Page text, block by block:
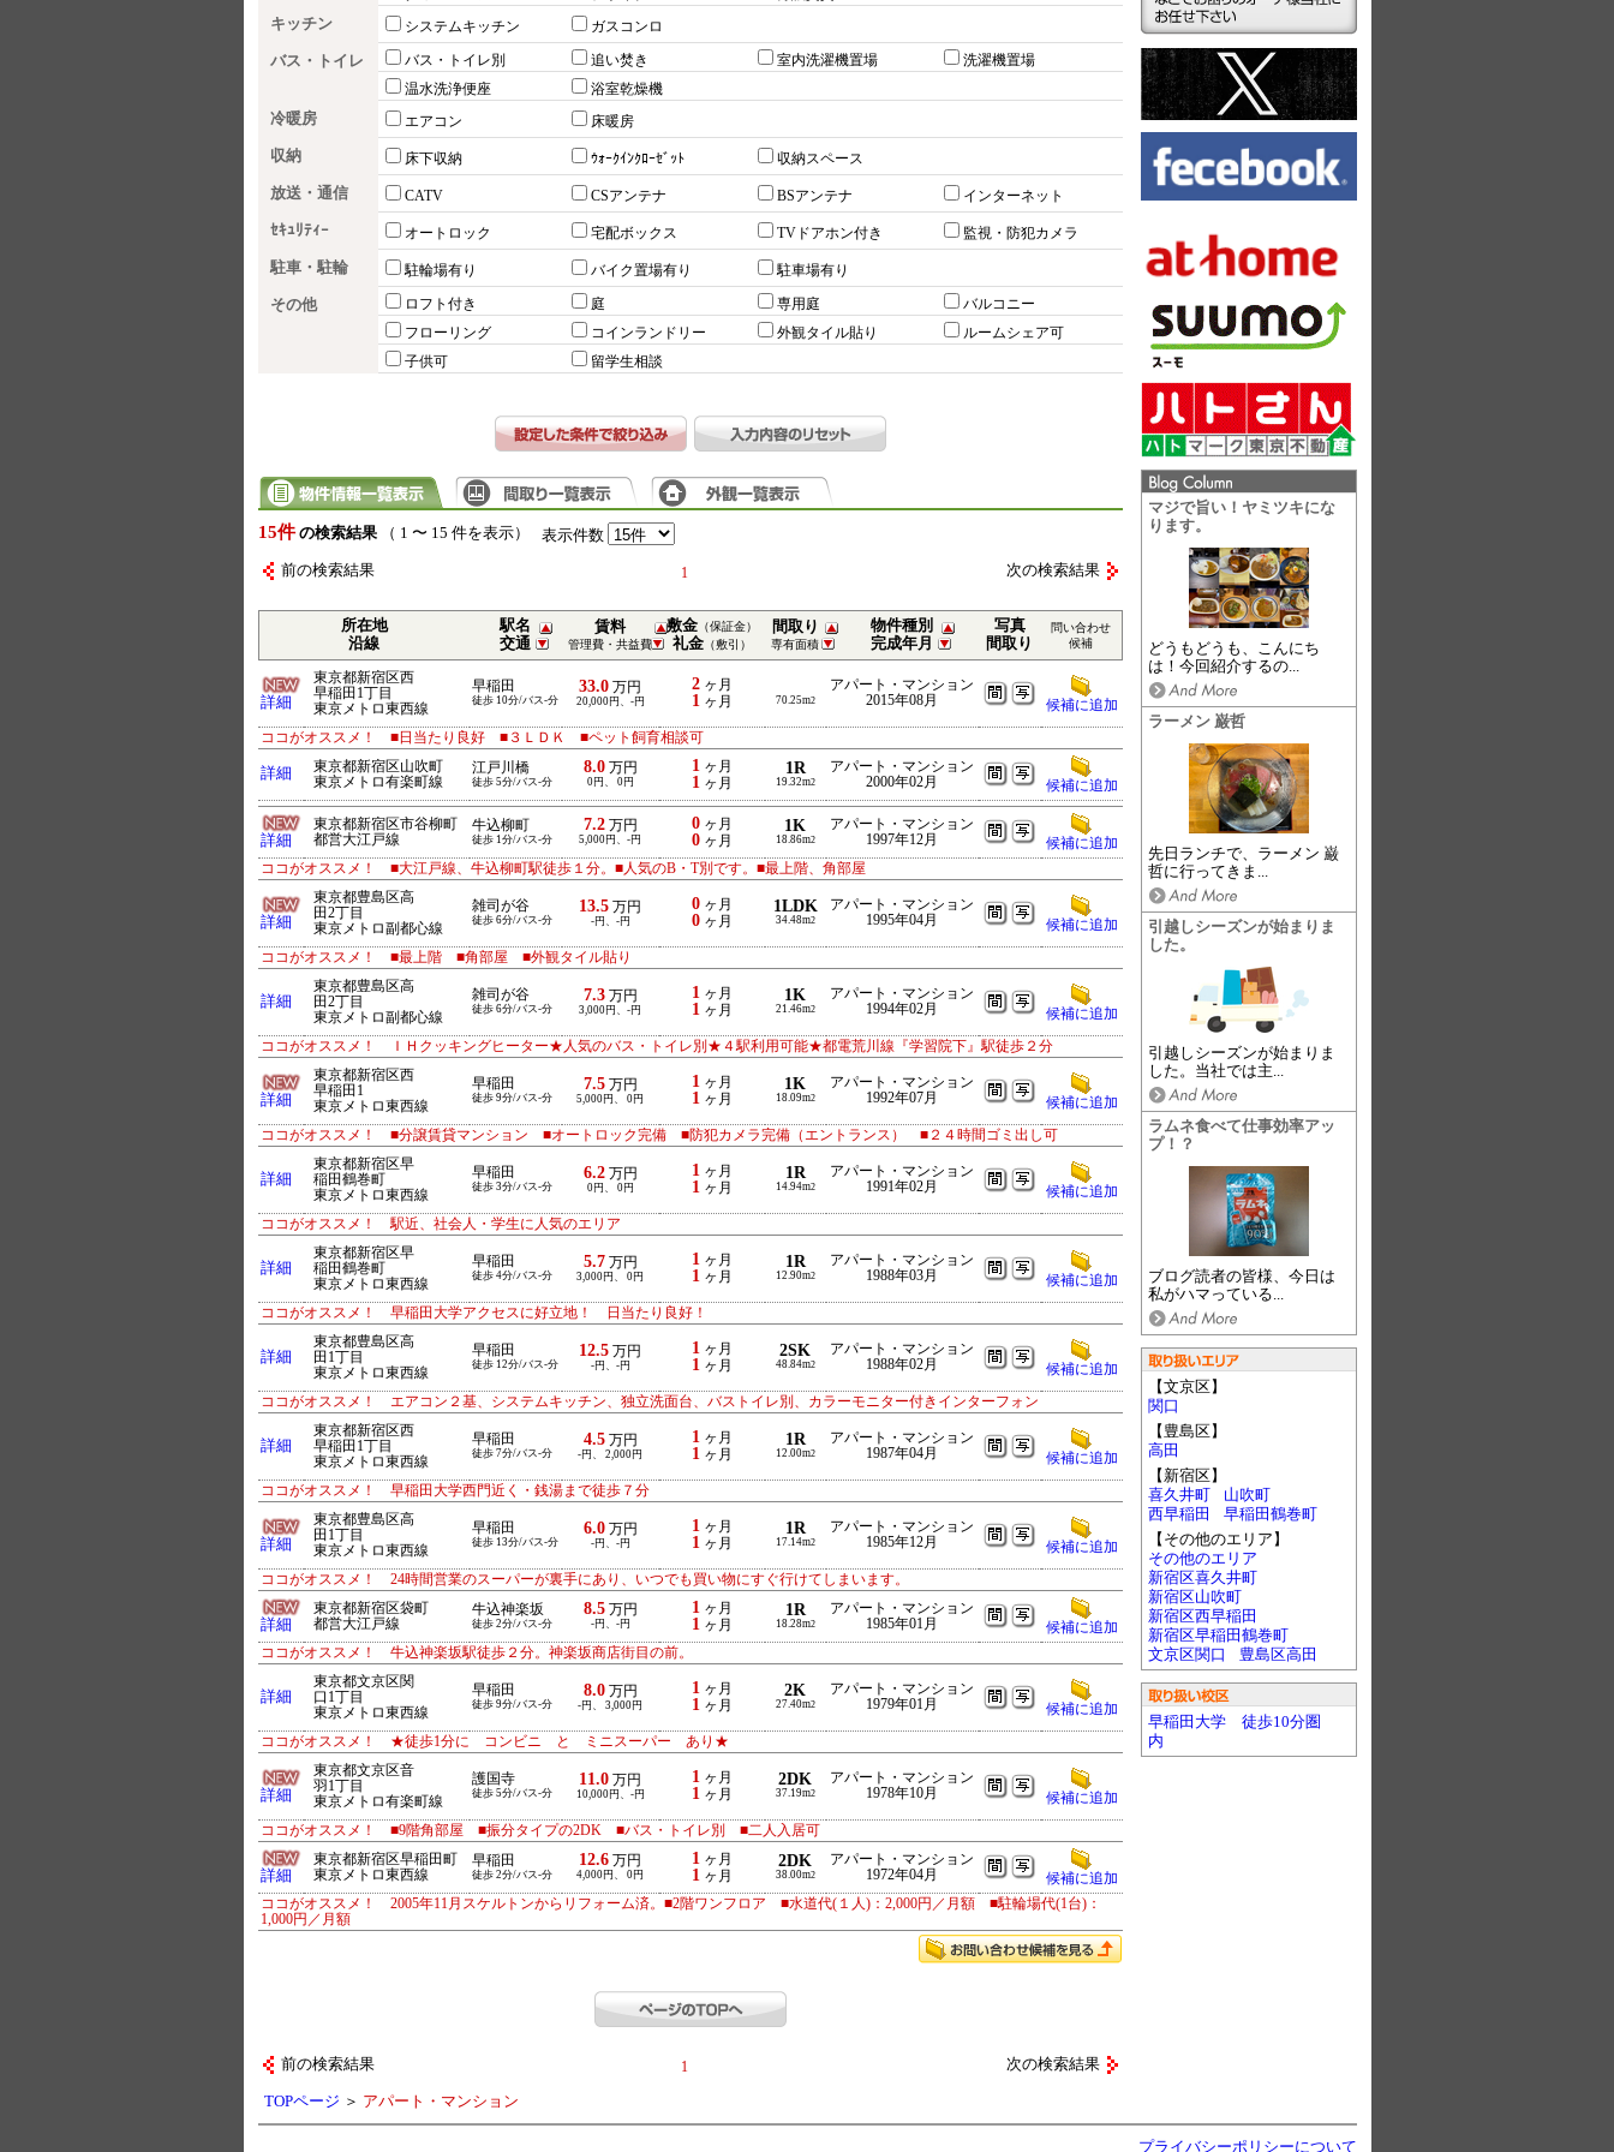
マジで旨い！ヤミツキにな
ります。
どうもどうも、こんにち
は！今回紹介するの...
ラーメン 巌哲
先日ランチで、ラーメン 巌
哲に行ってきま...
引越しシーズンが始まりま
した。
引越しシーズンが始まりま
した。当社では主...
ラムネ食べて仕事効率アッ
プ！？
ブログ読者の皆様、今日は
私がハマっている...
【文京区】
関口
【豊島区】
高田
【新宿区】
喜久井町
山吹町
西早稲田
早稲田鶴巻町
【その他のエリア】
その他のエリア
新宿区喜久井町
新宿区山吹町
新宿区西早稲田
新宿区早稲田鶴巻町
文京区関口
豊島区高田
早稲田大学 徒歩10分圏
内
キッチン システムキッチン ガスコンロ
バス・トイレ バス・トイレ別 追い焚き 室内洗濯機置場
洗濯機置場
温水洗浄便座
浴室乾燥機
冷暖房 エアコン 床暖房
収納 床下収納 ｳｫｰｸｲﾝｸﾛｰｾﾞｯﾄ 収納スペース
放送・通信 CATV CSアンテナ BSアンテナ インターネット
ｾｷｭﾘﾃｨｰ オートロック 宅配ボックス TVドアホン付き 監視・防犯カメラ
駐車・駐輪 駐輪場有り バイク置場有り 駐車場有り
その他 ロフト付き 庭 専用庭
バルコニー
フローリング
コインランドリー 外観タイル貼り
ルームシェア可
子供可
留学生相談
15件 の検索結果（ 1 〜 15 件を表示） 表示件数
前の検索結果 1 次の検索結果
所在地
沿線
駅名
交通
賃料
管理費・共益費
敷金（保証金）
礼金（敷引）
間取り
専有面積
物件種別
完成年月
写真
間取り
問い合わせ
候補
詳細
東京都新宿区西
早稲田1丁目
東京メトロ東西線
早稲田
徒歩 10分/バス-分
33.0 万円
20,000円、-円
2ヶ月
1 ヶ月 70.25m2
アパート・マンション
2015年08月
候補に追加
ココがオススメ！ ■日当たり良好 ■３ＬＤＫ ■ペット飼育相談可
詳細
東京都新宿区山吹町
東京メトロ有楽町線
江戸川橋
徒歩 5分/バス-分
8.0万円
0円、 0円
1 ヶ月
1 ヶ月
1R
19.32m2
アパート・マンション
2000年02月
候補に追加
詳細
東京都新宿区市谷柳町
都営大江戸線
牛込柳町
徒歩 1分/バス-分
7.2万円
5,000円、-円
0ヶ月
0ヶ月
1K
18.86m2
アパート・マンション
1997年12月
候補に追加
ココがオススメ！ ■大江戸線、牛込柳町駅徒歩１分。■人気のB・T別です。■最上階、角部屋
詳細
東京都豊島区高
田2丁目
東京メトロ副都心線
雑司が谷
徒歩 6分/バス-分
13.5 万円
-円、-円
0ヶ月
0ヶ月
1LDK
34.48m2
アパート・マンション
1995年04月
候補に追加
ココがオススメ！ ■最上階 ■角部屋 ■外観タイル貼り
詳細
東京都豊島区高
田2丁目
東京メトロ副都心線
雑司が谷
徒歩 6分/バス-分
7.3万円
3,000円、-円
1 ヶ月
1 ヶ月
1K
21.46m2
アパート・マンション
1994年02月
候補に追加
ココがオススメ！ ＩＨクッキングヒーター★人気のバス・トイレ別★４駅利用可能★都電荒川線『学習院下』駅徒歩２分
詳細
東京都新宿区西
早稲田1
東京メトロ東西線
早稲田
徒歩 9分/バス-分
7.5万円
5,000円、 0円
1 ヶ月
1 ヶ月
1K
18.09m2
アパート・マンション
1992年07月
候補に追加
ココがオススメ！ ■分譲賃貸マンション ■オートロック完備 ■防犯カメラ完備（エントランス） ■２４時間ゴミ出し可
詳細
東京都新宿区早
稲田鶴巻町
東京メトロ東西線
早稲田
徒歩 3分/バス-分
6.2万円
0円、 0円
1 ヶ月
1 ヶ月
1R
14.94m2
アパート・マンション
1991年02月
候補に追加
ココがオススメ！ 駅近、社会人・学生に人気のエリア
詳細
東京都新宿区早
稲田鶴巻町
東京メトロ東西線
早稲田
徒歩 4分/バス-分
5.7 万円
3,000円、 0円
1 ヶ月
1 ヶ月
1R
12.90m2
アパート・マンション
1988年03月
候補に追加
ココがオススメ！ 早稲田大学アクセスに好立地！ 日当たり良好！
詳細
東京都豊島区高
田1丁目
東京メトロ東西線
早稲田
徒歩 12分/バス-分
12.5 万円
-円、-円
1 ヶ月
1 ヶ月
2SK
48.84m2
アパート・マンション
1988年02月
候補に追加
ココがオススメ！ エアコン２基、システムキッチン、独立洗面台、バストイレ別、カラーモニター付きインターフォン
詳細
東京都新宿区西
早稲田1丁目
東京メトロ東西線
早稲田
徒歩 7分/バス-分
4.5万円
-円、 2,000円
1 ヶ月
1 ヶ月
1R
12.00m2
アパート・マンション
1987年04月
候補に追加
ココがオススメ！ 早稲田大学西門近く・銭湯まで徒歩７分
詳細
東京都豊島区高
田1丁目
東京メトロ東西線
早稲田
徒歩 13分/バス-分
6.0万円
-円、-円
1 ヶ月
1 ヶ月
1R
17.14m2
アパート・マンション
1985年12月
候補に追加
ココがオススメ！ 24時間営業のスーパーが裏手にあり、いつでも買い物にすぐ行けてしまいます。
詳細
東京都新宿区袋町
都営大江戸線
牛込神楽坂
徒歩 2分/バス-分
8.5万円
-円、-円
1 ヶ月
1 ヶ月
1R
18.28m2
アパート・マンション
1985年01月
候補に追加
ココがオススメ！ 牛込神楽坂駅徒歩２分。神楽坂商店街目の前。
詳細
東京都文京区関
口1丁目
東京メトロ東西線
早稲田
徒歩 9分/バス-分
8.0万円
-円、 3,000円
1 ヶ月
1 ヶ月
2K
27.40m2
アパート・マンション
1979年01月
候補に追加
ココがオススメ！ ★徒歩1分に コンビニ と ミニスーパー あり★
詳細
東京都文京区音
羽1丁目
東京メトロ有楽町線
護国寺
徒歩 5分/バス-分
11.0 万円
10,000円、-円
1 ヶ月
1 ヶ月
2DK
37.19m2
アパート・マンション
1978年10月
候補に追加
ココがオススメ！ ■9階角部屋 ■振分タイプの2DK ■バス・トイレ別 ■二人入居可
詳細
東京都新宿区早稲田町
東京メトロ東西線
早稲田
徒歩 2分/バス-分
12.6 万円
4,000円、 0円
1 ヶ月
1 ヶ月
2DK
38.00m2
アパート・マンション
1972年04月
候補に追加
ココがオススメ！ 2005年11月スケルトンからリフォーム済。■2階ワンフロア ■水道代(１人)：2,000円／月額 ■駐輪場代(1台)：
1,000円／月額
前の検索結果 1 次の検索結果
TOPページ ＞ アパート・マンション
プライバシーポリシーについて